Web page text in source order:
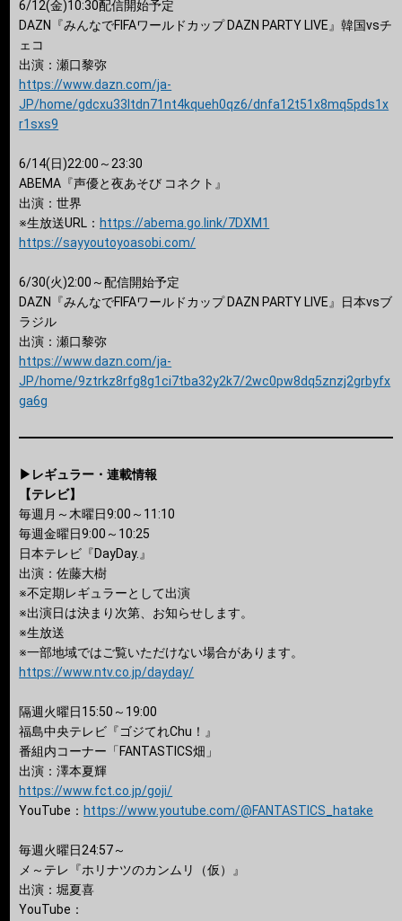
6/12(金)10:30配信開始予定
DAZN『みんなでFIFAワールドカップ DAZN PARTY LIVE』韓国vsチ
ェコ
出演：瀬口黎弥
https://www.dazn.com/ja-
JP/home/gdcxu33ltdn71nt4kqueh0qz6/dnfa12t51x8mq5pds1x
r1sxs9
6/14(日)22:00～23:30
ABEMA『声優と夜あそび コネクト』
出演：世界
※生放送URL： https://abema.go.link/7DXM1
https://sayyoutoyoasobi.com/
6/30(火)2:00～配信開始予定
DAZN『みんなでFIFAワールドカップ DAZN PARTY LIVE』日本vsブ
ラジル
出演：瀬口黎弥
https://www.dazn.com/ja-
JP/home/9ztrkz8rfg8g1ci7tba32y2k7/2wc0pw8dq5znzj2grbyfx
ga6g
▶レギュラー・連載情報
【テレビ】
毎週月～木曜日9:00～11:10
毎週金曜日9:00～10:25
日本テレビ『DayDay.』
出演：佐藤大樹
※不定期レギュラーとして出演
※出演日は決まり次第、お知らせします。
※生放送
※一部地域ではご覧いただけない場合があります。
https://www.ntv.co.jp/dayday/
隔週火曜日15:50～19:00
福島中央テレビ『ゴジてれChu！』
番組内コーナー「FANTASTICS畑」
出演：澤本夏輝
https://www.fct.co.jp/goji/
YouTube： https://www.youtube.com/@FANTASTICS_hatake
毎週火曜日24:57～
メ～テレ『ホリナツのカンムリ（仮）』
出演：堀夏喜
YouTube：